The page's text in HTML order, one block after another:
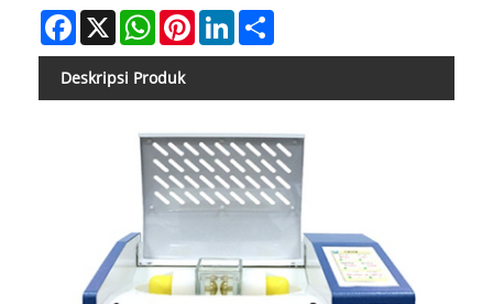
Facebook
X WhatsAppPinterestLinkedIn
Deskripsi Produk